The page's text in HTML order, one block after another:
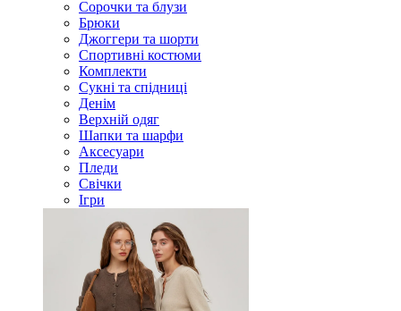
Сорочки та блузи
Брюки
Джоггери та шорти
Спортивні костюми
Комплекти
Сукні та спідниці
Денім
Верхній одяг
Шапки та шарфи
Аксесуари
Пледи
Свічки
Ігри